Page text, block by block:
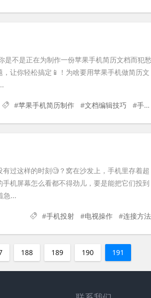
是不是正在为制作一份苹果手机简历文档而犯愁
让你轻松搞定📱！为啥要用苹果手机做简历文
#苹果手机简历制作 #文档编辑技巧 #手机应用推荐
过这样的时刻🧐？窝在沙发上，手机里存着超
机屏幕怎么看都不得劲儿，要是能把它们投到
急...
#手机投射 #电视操作 #连接方法
188 189 190 191